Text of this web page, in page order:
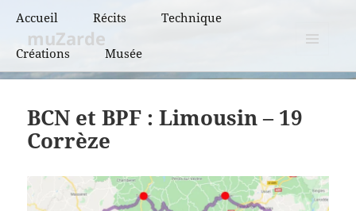
Accueil Récits
BCN et BPF
PBP
Flèches de France
Technique
Créations Musée
muZarde
ET
BCN et BPF : Limousin – 19
Corrèze